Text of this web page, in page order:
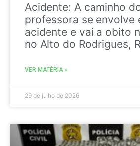
Acidente: A caminho
professora se envolve
acidente e vai a obito
no Alto do Rodrigues,
VER MATÉRIA »
29 de julho de 2026